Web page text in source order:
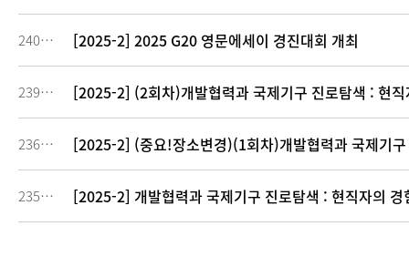
240018 [2025-2] 2025 G20 영문에세이 경진대회 개최
239303 [2025-2] (2회차)개발협력과 국제기구 진로탐색 : 현
236231 [2025-2] (중요!장소변경)(1회차)개발협력과 국제기
235217 [2025-2] 개발협력과 국제기구 진로탐색 : 현직자의 경